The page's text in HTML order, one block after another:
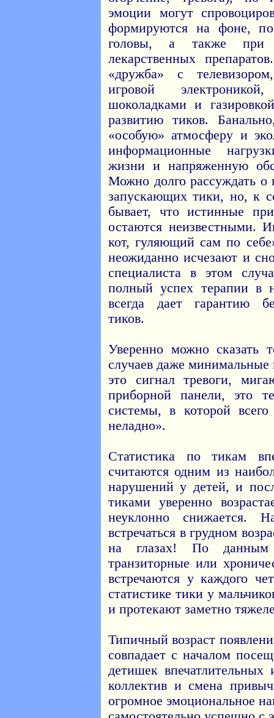
эмоции могут
формируются на фоне,
головы, а также при
лекарственных
«дружба» с
игровой
шоколадками и
развитию тиков.
«особую» атмосферу и
информационные
жизни и напряженную
Можно долго рассуждать о
запускающих тики, но, к
бывает, что истинные
остаются неизвестными.
кот, гуляющий сам по
неожиданно исчезают и
специалиста в этом
полный успех терапии в
всегда дает гарантию
тиков.
Уверенно можно сказать
случаев даже
это сигнал тревоги,
приборной панели, это
системы, в которой
неладно».
Статистика по тикам
считаются одним из
нарушений у детей, и
тиками уверенно
неуклонно снижается.
встречаться в грудном
на глазах! По данным
транзиторные или
встречаются у каждого
статистике тики у
и протекают заметно
Типичный возраст
совпадает с началом
детишек
коллектив и смена
огромное эмоциональное